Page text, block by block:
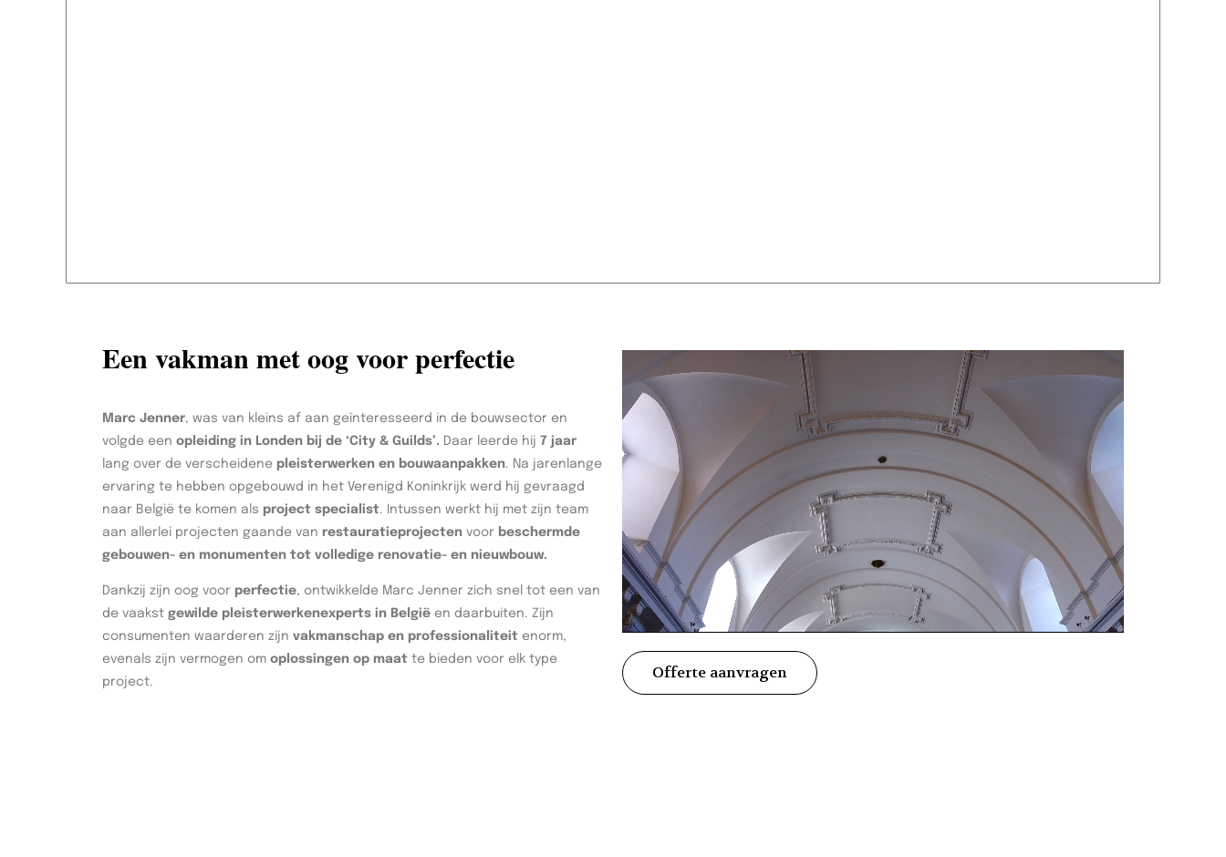
Een vakman met oog voor perfectie
Marc Jenner, was van kleins af aan geïnteresseerd in de bouwsector en
volgde een opleiding in Londen bij de ‘City & Guilds’. Daar leerde hij 7 jaar
lang over de verscheidene pleisterwerken en bouwaanpakken. Na jarenlange
ervaring te hebben opgebouwd in het Verenigd Koninkrijk werd hij gevraagd
naar België te komen als project specialist. Intussen werkt hij met zijn team
aan allerlei projecten gaande van restauratieprojecten voor beschermde
gebouwen- en monumenten tot volledige renovatie- en nieuwbouw.
Dankzij zijn oog voor perfectie, ontwikkelde Marc Jenner zich snel tot een van
de vaakst gewilde pleisterwerkenexperts in België en daarbuiten. Zijn
consumenten waarderen zijn vakmanschap en professionaliteit enorm,
evenals zijn vermogen om oplossingen op maat te bieden voor elk type
project.
Offerte aanvragen